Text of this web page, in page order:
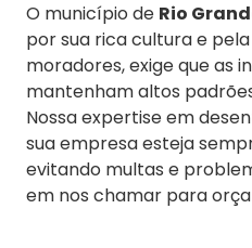
O município de Rio
por sua rica cultura e
moradores, exige que as
mantenham altos
Nossa expertise em
sua empresa esteja
evitando multas e
em nos chamar para